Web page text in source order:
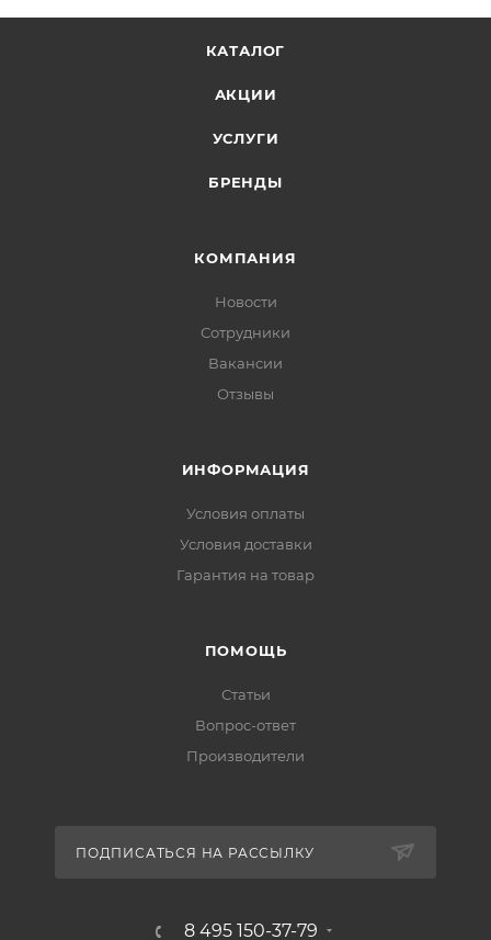
КАТАЛОГ
АКЦИИ
УСЛУГИ
БРЕНДЫ
КОМПАНИЯ
Новости
Сотрудники
Вакансии
Отзывы
ИНФОРМАЦИЯ
Условия оплаты
Условия доставки
Гарантия на товар
ПОМОЩЬ
Статьи
Вопрос-ответ
Производители
ПОДПИСАТЬСЯ НА РАССЫЛКУ
8 495 150-37-79